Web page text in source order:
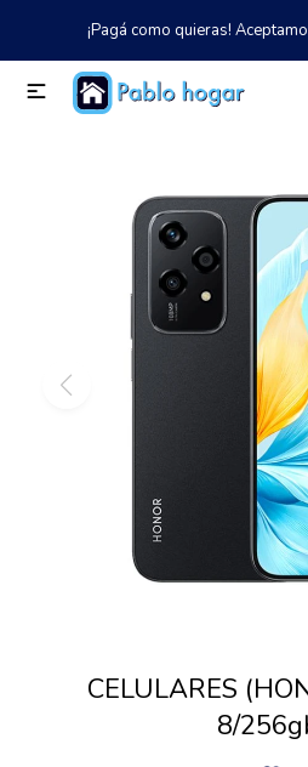
¡Pagá como quieras!

CELULARES
8/
Catálogo Tienda
Climatización
Refrigeración
Tecnología
TV, Audio y Video